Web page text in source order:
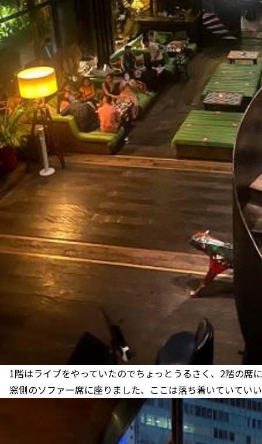
1階はライブをやっていたのでちょっとうるさく、2階の席
窓側のソファー席に座りました、ここは落ち着いていてい